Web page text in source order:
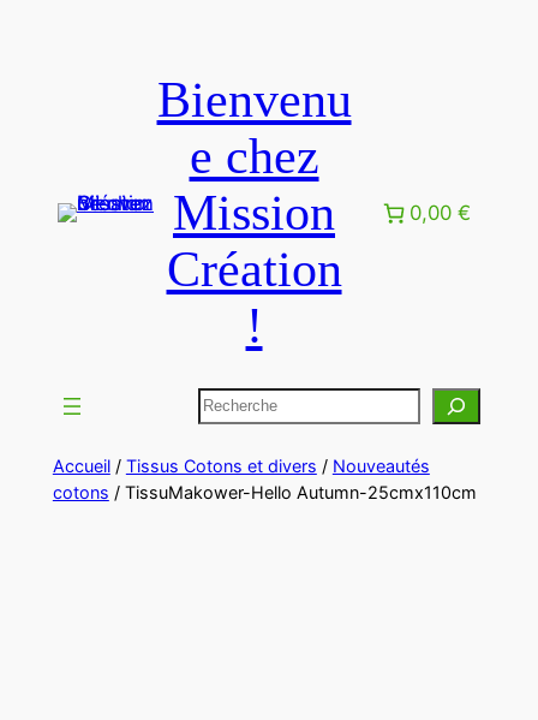
Bienvenu
e chez
Mission
Création
!
0,00 €
Accueil/ Tissus Cotons et divers / Nouveautés
cotons / TissuMakower-Hello Autumn-25cmx110cm